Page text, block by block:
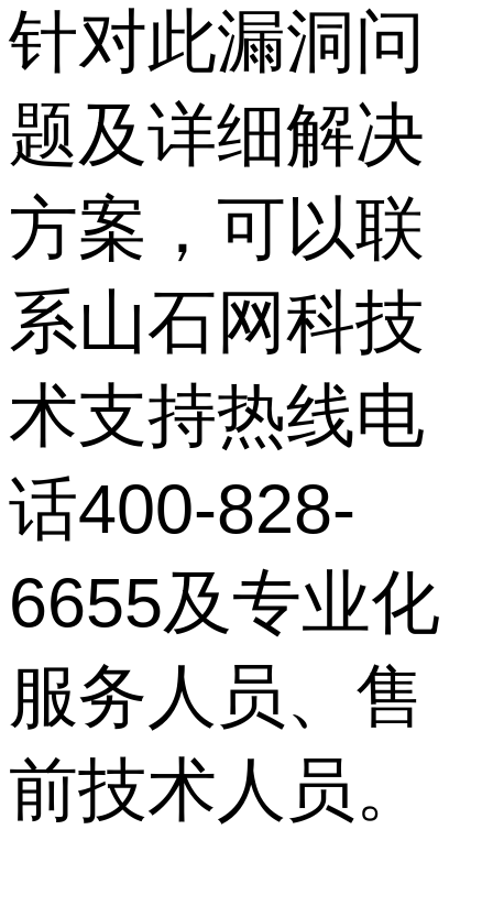
针对此漏洞问
题及详细解决
方案，可以联
系山石网科技
术支持热线电
话400-828-
6655及专业化
服务人员、售
前技术人员。